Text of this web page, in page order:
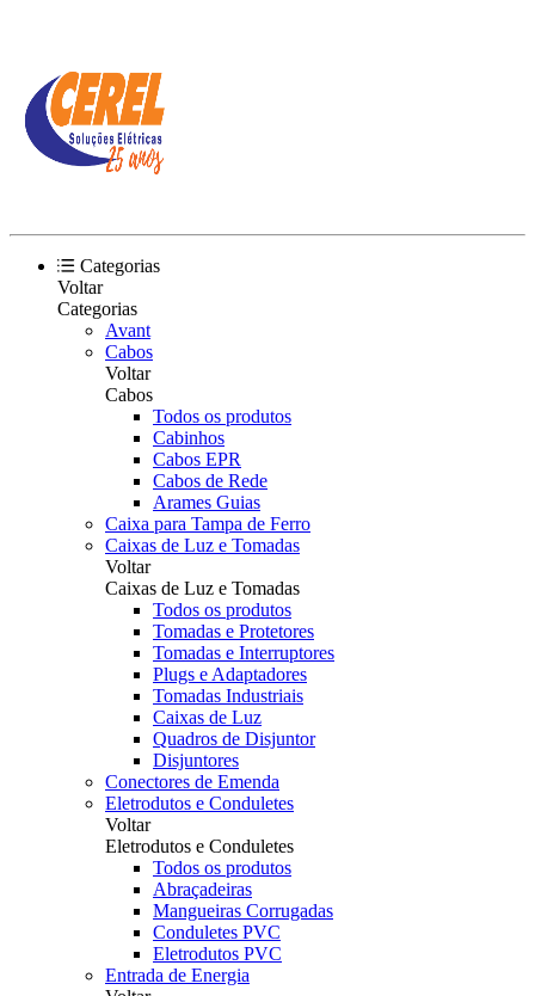
Categorias
Voltar
Categorias
Avant
Cabos
Voltar
Cabos
Todos os produtos
Cabinhos
Cabos EPR
Cabos de Rede
Arames Guias
Caixa para Tampa de Ferro
Caixas de Luz e Tomadas
Voltar
Caixas de Luz e Tomadas
Todos os produtos
Tomadas e Protetores
Tomadas e Interruptores
Plugs e Adaptadores
Tomadas Industriais
Caixas de Luz
Quadros de Disjuntor
Disjuntores
Conectores de Emenda
Eletrodutos e Conduletes
Voltar
Eletrodutos e Conduletes
Todos os produtos
Abraçadeiras
Mangueiras Corrugadas
Conduletes PVC
Eletrodutos PVC
Entrada de Energia